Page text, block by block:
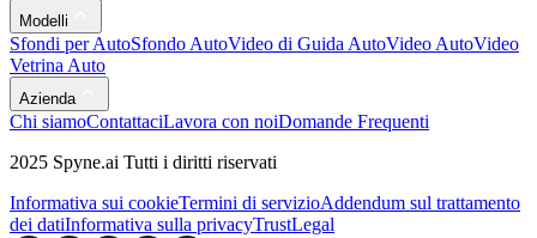
Modelli
Sfondi per AutoSfondo AutoVideo di Guida AutoVideo AutoVideo
Vetrina Auto
Azienda
Chi siamoContattaciLavora con noiDomande Frequenti
2025 Spyne.ai Tutti i diritti riservati
Informativa sui cookieTermini di servizioAddendum sul trattamento
dei datiInformativa sulla privacyTrustLegal